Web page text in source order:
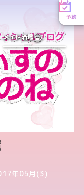
予約
メイド酒場
年05月(3)